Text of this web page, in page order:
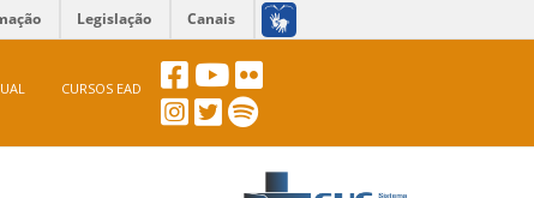
Legislação Canais
CURSOS EAD